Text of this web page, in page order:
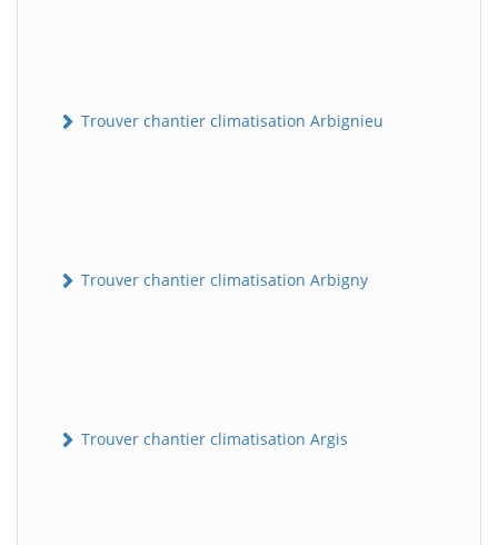
Trouver chantier climatisation Arbignieu
Trouver chantier climatisation Arbigny
Trouver chantier climatisation Argis